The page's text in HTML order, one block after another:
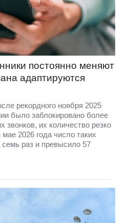
постоянно меняют
адаптируются
рекордного ноября 2025
было заблокировано более
звонков, их количество резко
2026 года число таких
раз и превысило 57